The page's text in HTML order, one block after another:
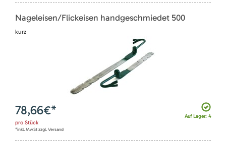
Nageleisen/Flickeisen handgeschmiedet 500
kurz
Auf Lager: 4
78,66€*
pro Stück
*inkl. MwSt zzgl. Versand